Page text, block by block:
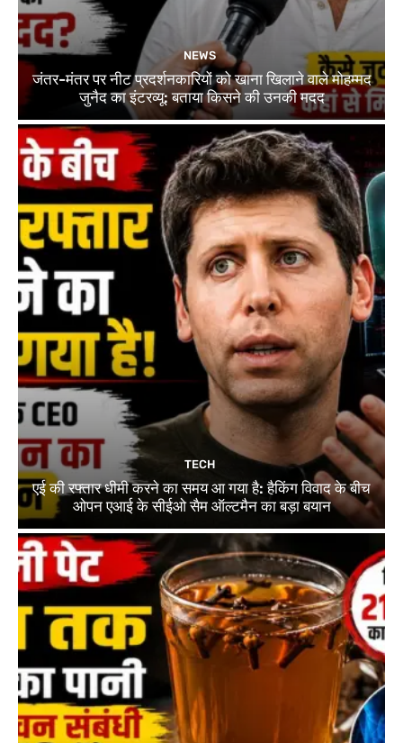
NEWS
जंतर-मंतर पर नीट प्रदर्शनकारियों को खाना खिलाने वाले मोहम्मद
जुनैद का इंटरव्यू: बताया किसने की उनकी मदद
TECH
एई की रफ्तार धीमी करने का समय आ गया है: हैकिंग विवाद के बीच
ओपन एआई के सीईओ सैम ऑल्टमैन का बड़ा बयान